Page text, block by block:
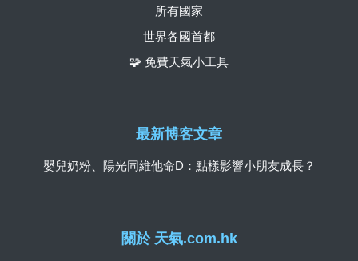
關於 天氣.com.hk
所有國家
世界各國首都
🧩 免費天氣小工具
最新博客文章
嬰兒奶粉、陽光同維他命D：點樣影響小朋友成長？